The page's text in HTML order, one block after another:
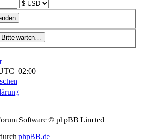
Software © phpBB Limited
phpBB.de